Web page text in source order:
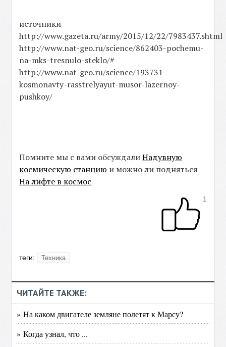
источники
http://www.gazeta.ru/army/2015/12/22/7983437.shtml
http://www.nat-geo.ru/science/862403-pochemu-
na-mks-tresnulo-steklo/#
http://www.nat-geo.ru/science/193731-
kosmonavty-rasstrelyayut-musor-lazernoy-
pushkoy/
Помните мы с вами обсуждалиНадувную
космическую станцию и можно ли подняться
На лифте в космос
1
теги: Техника
ЧИТАЙТЕ ТАКЖЕ:
» На каком двигателе земляне полетят к Марсу?
» Когда узнал, что ...